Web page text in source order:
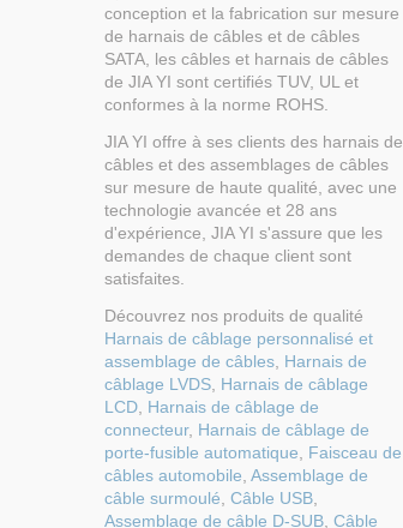
conception et la fabrication sur mesure
de harnais de câbles et de câbles
SATA, les câbles et harnais de câbles
de JIA YI sont certifiés TUV, UL et
conformes à la norme ROHS.
JIA YI offre à ses clients des harnais de
câbles et des assemblages de câbles
sur mesure de haute qualité, avec une
technologie avancée et 28 ans
d'expérience, JIA YI s'assure que les
demandes de chaque client sont
satisfaites.
Découvrez nos produits de qualité
Harnais de câblage personnalisé et
assemblage de câbles Harnais de
câblage LVDS Harnais de câblage
LCD Harnais de câblage de
connecteur, Harnais de câblage de
porte-fusible automatique
Faisceau de
câbles automobile Assemblage de
câble surmoulé Câble USB
Assemblage de câble D-SUB Câble